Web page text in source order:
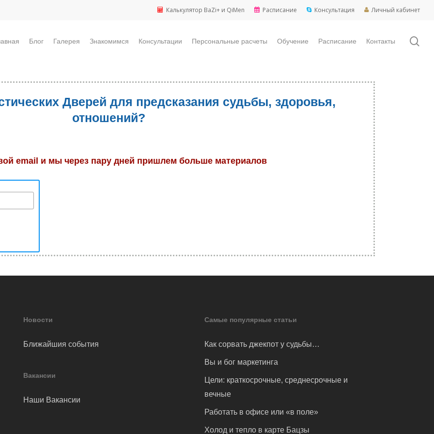
Калькулятор BaZi+ и QiMen Расписание Консультация Личный кабинет
Блог Галерея Знакомимся Консультации Персональные расчеты Обучение Расписание Контакты
Дверей для предсказания судьбы, здоровья,
отношений?
email и мы через пару дней пришлем больше материалов
Новости
Ближайшия события
Вакансии
Наши Вакансии
Самые популярные статьи
Как сорвать джекпот у судьбы…
Вы и бог маркетинга
Цели: краткосрочные, среднесрочные и
вечные
Работать в офисе или «в поле»
Холод и тепло в карте Бацзы